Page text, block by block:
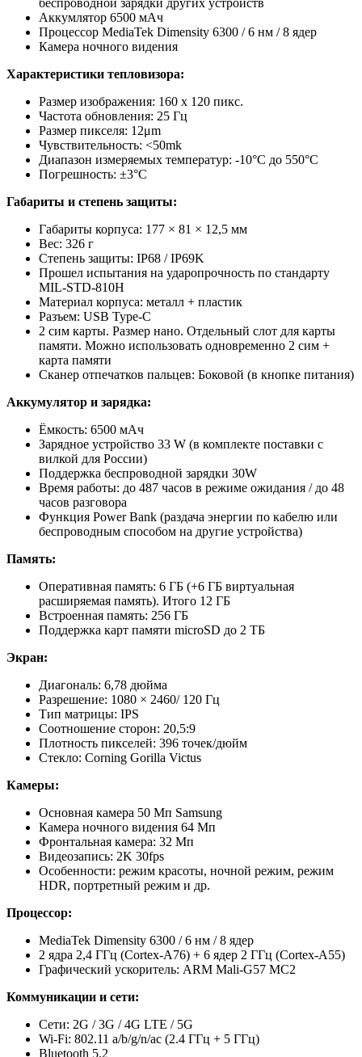
Аккумлятор 6500 мАч
Процессор MediaTek Dimensity 6300 / 6 нм / 8 ядер
Камера ночного видения
Характеристики тепловизора:
Размер изображения: 160 х 120 пикс.
Частота обновления: 25 Гц
Размер пикселя: 12μm
Чувствительность: <50mk
Диапазон измеряемых температур: -10°C до 550°C
Погрешность: ±3°C
Габариты и степень защиты:
Габариты корпуса: 177 × 81 × 12,5 мм
Вес: 326 г
Степень защиты: IP68 / IP69K
Прошел испытания на ударопрочность по стандарту
MIL-STD-810H
Материал корпуса: металл + пластик
Разъем: USB Type-C
2 сим карты. Размер нано. Отдельный слот для карты
памяти. Можно использовать одновременно 2 сим +
карта памяти
Сканер отпечатков пальцев: Боковой (в кнопке питания)
Аккумулятор и зарядка:
Ёмкость: 6500 мАч
Зарядное устройство 33 W (в комплекте поставки с
вилкой для России)
Поддержка беспроводной зарядки 30W
Время работы: до 487 часов в режиме ожидания / до 48
часов разговора
Функция Power Bank (раздача энергии по кабелю или
беспроводным способом на другие устройства)
Память:
Оперативная память: 6 ГБ (+6 ГБ виртуальная
расширяемая память). Итого 12 ГБ
Встроенная память: 256 ГБ
Поддержка карт памяти microSD до 2 ТБ
Экран:
Диагональ: 6,78 дюйма
Разрешение: 1080 × 2460/ 120 Гц
Тип матрицы: IPS
Соотношение сторон: 20,5:9
Плотность пикселей: 396 точек/дюйм
Стекло: Corning Gorilla Victus
Камеры:
Основная камера 50 Мп Samsung
Камера ночного видения 64 Мп
Фронтальная камера: 32 Мп
Видеозапись: 2K 30fps
Особенности: режим красоты, ночной режим, режим
HDR, портретный режим и др.
Процессор:
MediaTek Dimensity 6300 / 6 нм / 8 ядер
2 ядра 2,4 ГГц (Cortex-A76) + 6 ядер 2 ГГц (Cortex-A55)
Графический ускоритель: ARM Mali-G57 MC2
Коммуникации и сети:
Сети: 2G / 3G / 4G LTE / 5G
Wi-Fi: 802.11 a/b/g/n/ac (2.4 ГГц + 5 ГГц)
Bluetooth 5.2